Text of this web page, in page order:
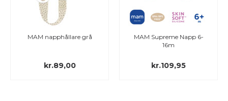
MAM napphållare grå
kr.89,00
MAM Supreme Napp 6-
16m
kr.109,95